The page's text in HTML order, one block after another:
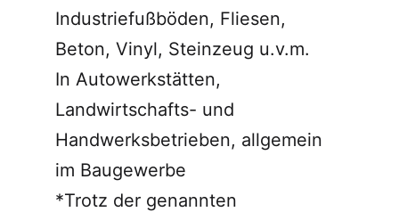
Industriefußböden, Fliesen,
Beton, Vinyl, Steinzeug u.v.m.
In Autowerkstätten,
Landwirtschafts- und
Handwerksbetrieben, allgemein
im Baugewerbe
*Trotz der genannten